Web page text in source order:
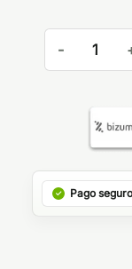
Aroma
Pago seguro